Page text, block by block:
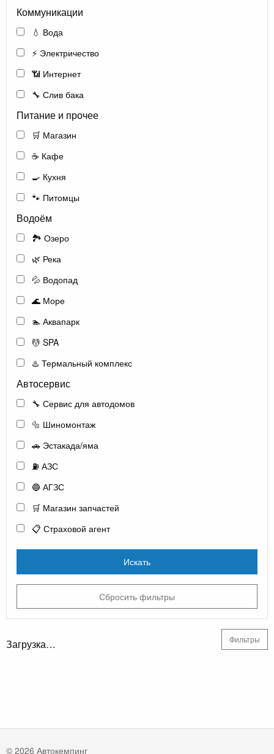
Коммуникации
💧 Вода
⚡ Электричество
📶 Интернет
🔧 Слив бака
Питание и прочее
🛒 Магазин
☕ Кафе
🍳 Кухня
🐾 Питомцы
Водоём
🏞️ Озеро
🌿 Река
💦 Водопад
🌊 Море
🏊 Аквапарк
💆 SPA
♨️ Термальный комплекс
Автосервис
🔧 Сервис для автодомов
🔩 Шиномонтаж
🚗 Эстакада/яма
⛽ АЗС
🔵 АГЗС
🛒 Магазин запчастей
📋 Страховой агент
Искать
Сбросить фильтры
Загрузка… Фильтры
© 2026 Автокемпинг